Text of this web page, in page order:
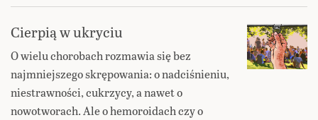
Cierpią w ukryciu
O wielu chorobach rozmawia się bez
najmniejszego skrępowania: o nadciśnieniu,
niestrawności, cukrzycy, a nawet o
nowotworach. Ale o hemoroidach czy o